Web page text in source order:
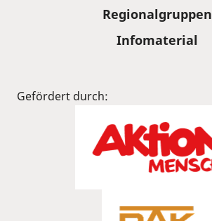
Regionalgruppen
Infomaterial
Gefördert durch: